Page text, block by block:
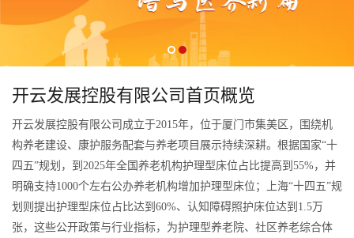
开云发展控股有限公司首页概览
开云发展控股有限公司成立于2015年，位于厦门市集美区，围绕机
构养老建设、康护服务配套与养老项目展示持续深耕。根据国家“十
四五”规划，到2025年全国养老机构护理型床位占比提高到55%，并
明确支持1000个左右公办养老机构增加护理型床位；上海“十四五”规
划则提出护理型床位占比达到60%、认知障碍照护床位达到1.5万
张，这些公开政策与行业指标，为护理型养老院、社区养老综合体